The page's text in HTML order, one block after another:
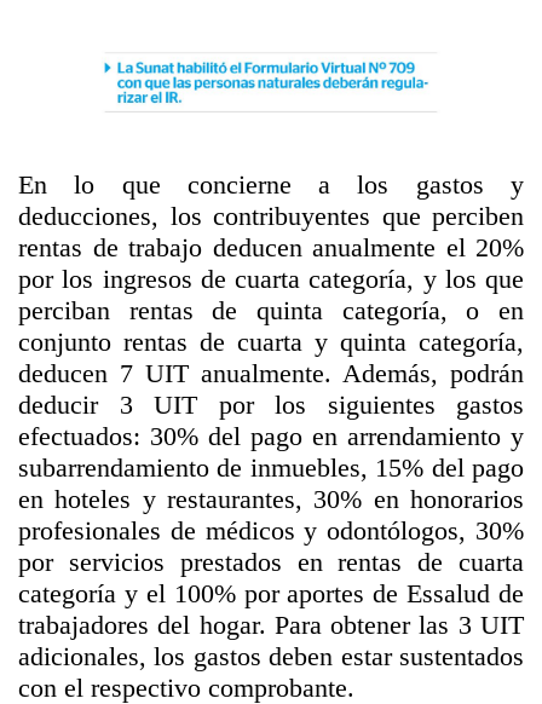
En lo que concierne a los gastos y
deducciones, los contribuyentes que perciben
rentas de trabajo deducen anualmente el 20%
por los ingresos de cuarta categoría, y los que
perciban rentas de quinta categoría, o en
conjunto rentas de cuarta y quinta categoría,
deducen 7 UIT anualmente. Además, podrán
deducir 3 UIT por los siguientes gastos
efectuados: 30% del pago en arrendamiento y
subarrendamiento de inmuebles, 15% del pago
en hoteles y restaurantes, 30% en honorarios
profesionales de médicos y odontólogos, 30%
por servicios prestados en rentas de cuarta
categoría y el 100% por aportes de Essalud de
trabajadores del hogar. Para obtener las 3 UIT
adicionales, los gastos deben estar sustentados
con el respectivo comprobante.